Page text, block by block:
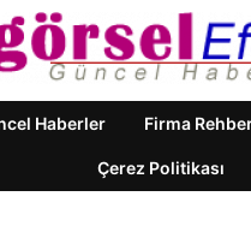
Haberler Firma
Çerez Politikası